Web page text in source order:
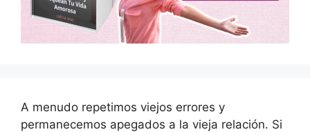
A menudo repetimos viejos errores y
permanecemos apegados a la vieja relación. Si